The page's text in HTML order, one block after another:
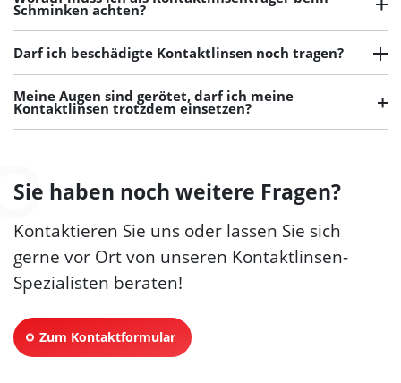
Schminken achten?
Darf ich beschädigte Kontaktlinsen noch tragen?
Meine Augen sind gerötet, darf ich meine
Kontaktlinsen trotzdem einsetzen?
Sie haben noch weitere Fragen?
Kontaktieren Sie uns oder lassen Sie sich
gerne vor Ort von unseren Kontaktlinsen-
Spezialisten beraten!
Zum Kontaktformular